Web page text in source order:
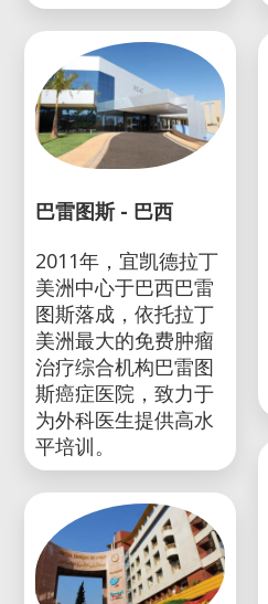
巴雷图斯 - 巴西
2011年，宜凯德拉丁
美洲中心于巴西巴雷
图斯落成，依托拉丁
美洲最大的免费肿瘤
治疗综合机构巴雷图
斯癌症医院，致力于
为外科医生提供高水
平培训。